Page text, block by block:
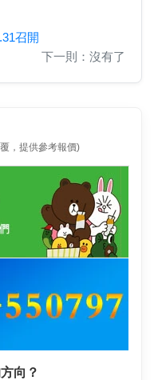
召開
下一則：沒有了
，提供參考報價)
向？